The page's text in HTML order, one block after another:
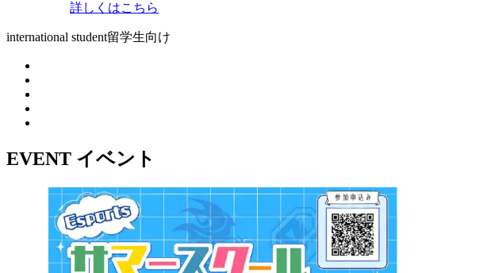
詳しくはこちら
international student留学生向け
EVENT イベント